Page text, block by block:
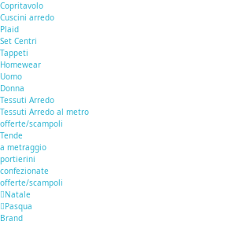
Copritavolo
Cuscini arredo
Plaid
Set Centri
Tappeti
Homewear
Uomo
Donna
Tessuti Arredo
Tessuti Arredo al metro
offerte/scampoli
Tende
a metraggio
portierini
confezionate
offerte/scampoli
Natale
Pasqua
Brand